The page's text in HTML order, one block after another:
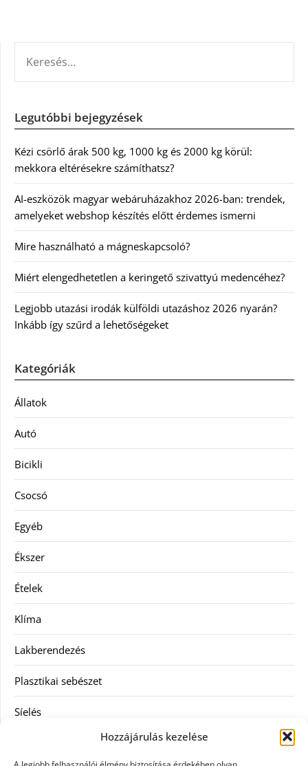
Hozzájárulás kezelése
Legutóbbi bejegyzések
Kézi csörlő árak 500 kg, 1000 kg és 2000 kg körül:
mekkora eltérésekre számíthatsz?
AI-eszközök magyar webáruházakhoz 2026-ban: trendek,
amelyeket webshop készítés előtt érdemes ismerni
Mire használható a mágneskapcsoló?
Miért elengedhetetlen a keringető szivattyú medencéhez?
Legjobb utazási irodák külföldi utazáshoz 2026 nyarán?
Inkább így szűrd a lehetőségeket
Kategóriák
Állatok
Autó
Bicikli
Csocsó
Egyéb
Ékszer
Ételek
Klíma
Lakberendezés
Plasztikai sebészet
Síelés